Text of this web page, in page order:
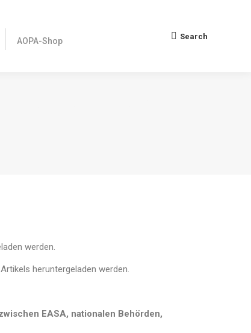
AOPA-Shop Search:
Search
werden.
heruntergeladen werden.
EASA, nationalen Behörden,